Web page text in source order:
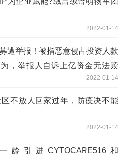
2022-01-14
遭举报！被指恶意侵占投资人款
，举报人自诉上亿资金无法赎
2022-01-14
不放人回家过年，防疫决不能
2022-01-14
龄引进CYTOCARE516和